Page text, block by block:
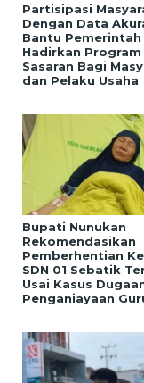
Partisipasi
Dengan Data
Bantu Pemerintah
Hadirkan
Sasaran Bagi
dan Pelaku Usaha
Bupati Nunukan
Rekomendasikan
Pemberhentian
SDN 01 Sebatik
Usai Kasus
Penganiayaan